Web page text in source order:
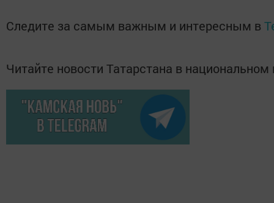
Следите за самым важным и интересным в
Читайте новости Татарстана в